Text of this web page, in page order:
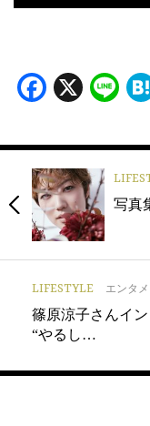
X
写真
LIFESTYLE エンタメ
篠原涼子さんイ
“やるし…